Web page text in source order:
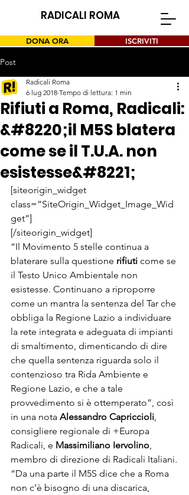
RADICALI ROMA
DONA ORA ISCRIVITI
Post
Rifiuti a Roma, Radicali:
&#8220;il M5S blatera
come se il T.U.A. non
esistesse&#8221;
Radicali Roma
6 lug 2018 Tempo di lettura: 1 min
[siteorigin_widget
class=”SiteOrigin_Widget_Image_Wid
get”]
[/siteorigin_widget]
“Il Movimento 5 stelle continua a
blaterare sulla questione rifiuti come se
il Testo Unico Ambientale non
esistesse. Continuano a riproporre
come un mantra la sentenza del Tar che
obbliga la Regione Lazio a individuare
la rete integrata e adeguata di impianti
di smaltimento, dimenticando di dire
che quella sentenza riguarda solo il
contenzioso tra Rida Ambiente e
Regione Lazio, e che a tale
provvedimento si è ottemperato”, così
in una nota Alessandro Capriccioli,
consigliere regionale di +Europa
Radicali, e Massimiliano Iervolino,
membro di direzione di Radicali Italiani.
“Da una parte il M5S dice che a Roma
non c’è bisogno di una discarica,